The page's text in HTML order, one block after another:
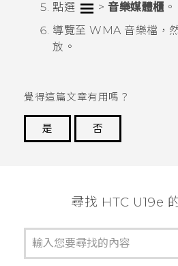
點選
> 音樂媒體櫃 。
導覽至 WMA 音樂檔，
放。
覺得這篇文章有用嗎？
是
否
尋找 HTC U19e